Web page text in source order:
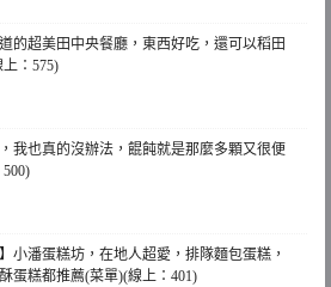
的超美田中央餐廳，東西好吃，還可以稻田
：575)
我也真的沒辦法，餛飩就是那麼多顆又很便
】小潘蛋糕坊，在地人超愛，排隊麵包蛋糕，
蛋糕都推薦(菜單)(線上：401)